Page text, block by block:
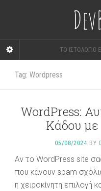
ΤΟ ΙΣΤΟΛΟΓΙΟ
Tag: Wordpress
WordPress:
Κάδου με
05/08/2024 BY
Αν το WordPress site
που κάνουν spam
η χειροκίνητη επιλογή